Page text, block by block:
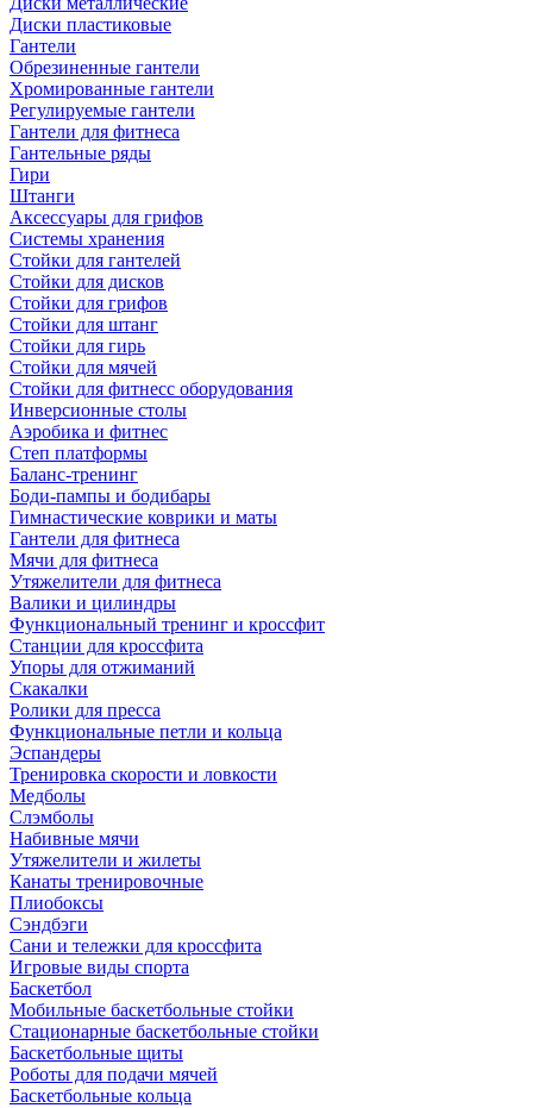
Диски пластиковые
Гантели
Обрезиненные гантели
Хромированные гантели
Регулируемые гантели
Гантели для фитнеса
Гантельные ряды
Гири
Штанги
Аксессуары для грифов
Системы хранения
Стойки для гантелей
Стойки для дисков
Стойки для грифов
Стойки для штанг
Стойки для гирь
Стойки для мячей
Стойки для фитнесс оборудования
Инверсионные столы
Аэробика и фитнес
Степ платформы
Баланс-тренинг
Боди-пампы и бодибары
Гимнастические коврики и маты
Гантели для фитнеса
Мячи для фитнеса
Утяжелители для фитнеса
Валики и цилиндры
Функциональный тренинг и кроссфит
Станции для кроссфита
Упоры для отжиманий
Скакалки
Ролики для пресса
Функциональные петли и кольца
Эспандеры
Тренировка скорости и ловкости
Медболы
Слэмболы
Набивные мячи
Утяжелители и жилеты
Канаты тренировочные
Плиобоксы
Сэндбэги
Сани и тележки для кроссфита
Игровые виды спорта
Баскетбол
Мобильные баскетбольные стойки
Стационарные баскетбольные стойки
Баскетбольные щиты
Роботы для подачи мячей
Баскетбольные кольца